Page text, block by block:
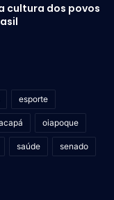
cultura dos povos
esporte
oiapoque
saúde senado